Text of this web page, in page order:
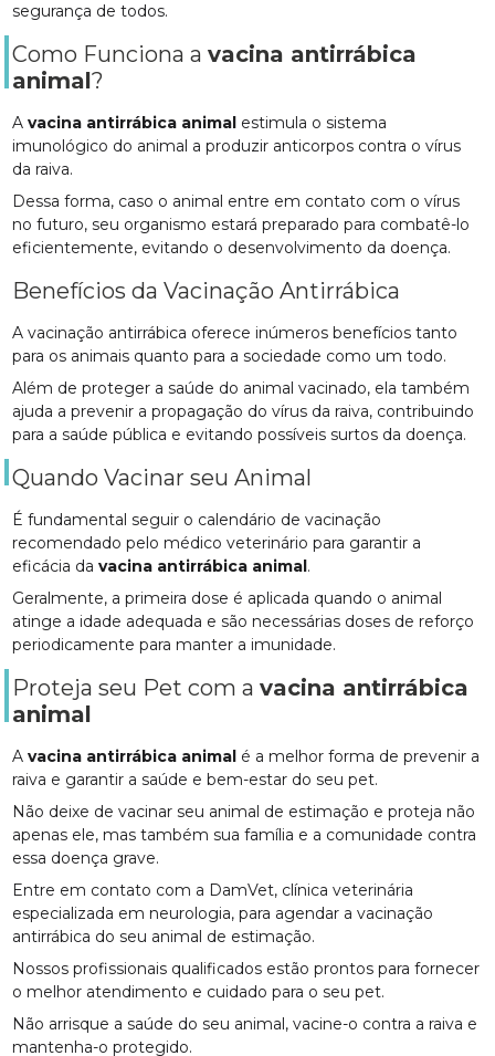
segurança de todos.
Como Funciona avacina antirrábica
animal?
Avacina antirrábica animal estimula o sistema
imunológico do animal a produzir anticorpos contra o vírus
da raiva.
Dessa forma, caso o animal entre em contato com o vírus
no futuro, seu organismo estará preparado para combatê-lo
eficientemente, evitando o desenvolvimento da doença.
Benefícios da Vacinação Antirrábica
A vacinação antirrábica oferece inúmeros benefícios tanto
para os animais quanto para a sociedade como um todo.
Além de proteger a saúde do animal vacinado, ela também
ajuda a prevenir a propagação do vírus da raiva, contribuindo
para a saúde pública e evitando possíveis surtos da doença.
Quando Vacinar seu Animal
É fundamental seguir o calendário de vacinação
recomendado pelo médico veterinário para garantir a
eficácia davacina antirrábica animal.
Geralmente, a primeira dose é aplicada quando o animal
atinge a idade adequada e são necessárias doses de reforço
periodicamente para manter a imunidade.
Proteja seu Pet com avacina antirrábica
animal
Avacina antirrábica animal é a melhor forma de prevenir a
raiva e garantir a saúde e bem-estar do seu pet.
Não deixe de vacinar seu animal de estimação e proteja não
apenas ele, mas também sua família e a comunidade contra
essa doença grave.
Entre em contato com a DamVet, clínica veterinária
especializada em neurologia, para agendar a vacinação
antirrábica do seu animal de estimação.
Nossos profissionais qualificados estão prontos para fornecer
o melhor atendimento e cuidado para o seu pet.
Não arrisque a saúde do seu animal, vacine-o contra a raiva e
mantenha-o protegido.